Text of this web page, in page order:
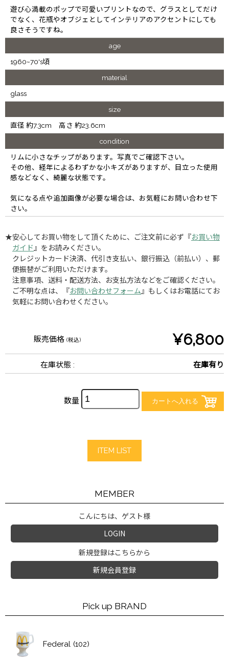
遊び心満載のポップで可愛いプリントなので、グラスとしてだけ
でなく、花瓶やオブジェとしてインテリアのアクセントにしても
良さそうですね。
age
1960~70's頃
material
glass
size
直径 約7.3cm 高さ 約23.6cm
condition
リムに小さなチップがあります。写真でご確認下さい。
その他、経年によるわずかな小キズがありますが、目立った使用
感などなく、綺麗な状態です。
気になる点や追加画像が必要な場合は、お気軽にお問い合わせ下
さい。
★安心してお買い物をして頂くために、ご注文前に必ず『お買い物
ガイド 』をお読みください。
クレジットカード決済、代引き支払い、銀行振込（前払い）、郵
便振替がご利用いただけます。
注意事項、送料・配送方法、お支払方法などをご確認ください。
ご不明な点は、『お問い合わせフォーム 』もしくはお電話にてお
気軽にお問い合わせください。
販売価格 (税込) ¥6,800
在庫状態 : 在庫有り
数量
ITEM LIST
MEMBER
こんにちは、ゲスト様
LOGIN
新規登録はこちらから
新規会員登録
Pick up BRAND
Federal (102)